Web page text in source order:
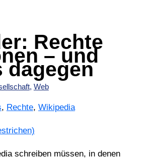
Rechte
– und
dagegen
, Web
, Rechte, Wikipedia
schrei­ben müs­sen, in denen